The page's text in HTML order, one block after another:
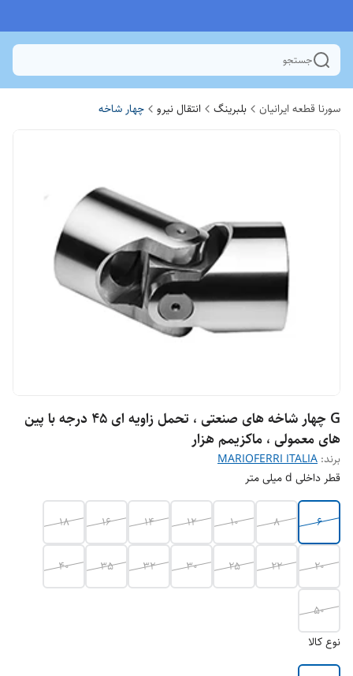
جستجو
سورنا قطعه ایرانیان بلبرینگ انتقال نیرو چهار شاخه
G چهار شاخه های صنعتی ، تحمل زاویه ای 45 درجه با پین
های معمولی ، ماکزیمم هزار
برند: MARIOFERRI ITALIA
قطر داخلی d میلی متر
6
8
10
12
14
16
18
20
22
25
30
32
35
40
50
نوع کالا